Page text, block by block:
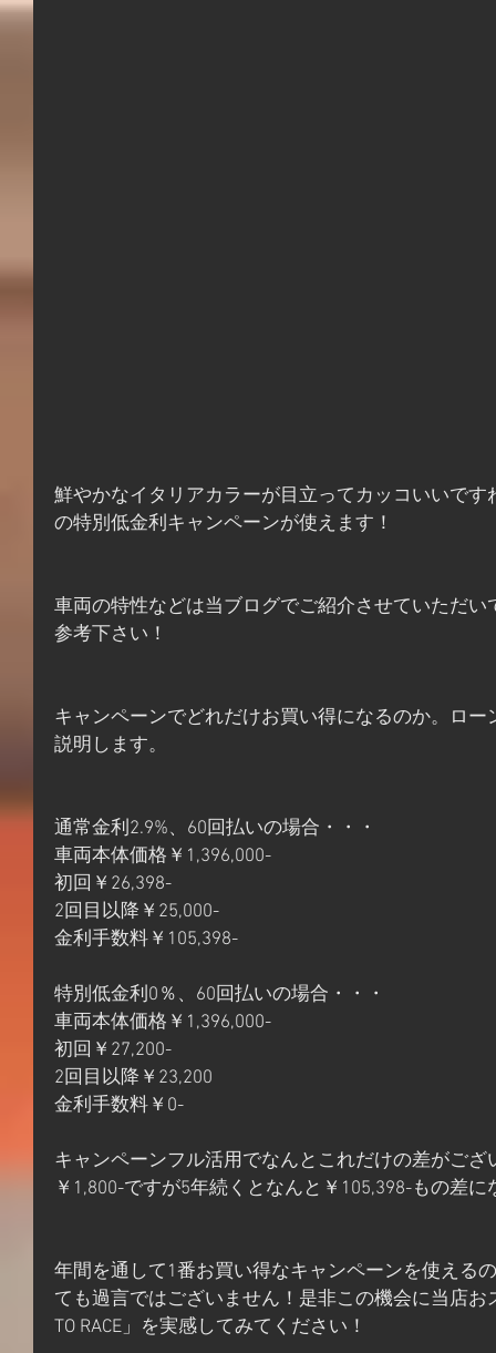
鮮やかなイタリアカラーが目立ってカッコいいです
の特別低金利キャンペーンが使えます！
車両の特性などは当ブログでご紹介させていただい
参考下さい！
キャンペーンでどれだけお買い得になるのか。ロ
説明します。
通常金利2.9%、60回払いの場合・・・
車両本体価格￥1,396,000-
初回￥26,398-
2回目以降￥25,000-
金利手数料￥105,398-
特別低金利0％、60回払いの場合・・・
車両本体価格￥1,396,000-
初回￥27,200-
2回目以降￥23,200
金利手数料￥0-
キャンペーンフル活用でなんとこれだけの差がござ
￥1,800-ですが5年続くとなんと￥105,398-もの差に
年間を通して1番お買い得なキャンペーンを使える
ても過言ではございません！是非この機会に当店お
TO RACE」を実感してみてください！